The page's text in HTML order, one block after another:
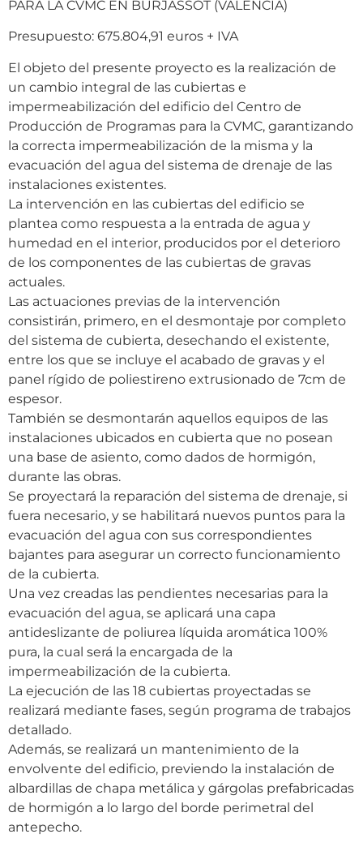
PARA LA CVMC EN BURJASSOT (VALENCIA)
Presupuesto: 675.804,91 euros + IVA
El objeto del presente proyecto es la realización de
un cambio integral de las cubiertas e
impermeabilización del edificio del Centro de
Producción de Programas para la CVMC, garantizando
la correcta impermeabilización de la misma y la
evacuación del agua del sistema de drenaje de las
instalaciones existentes.
La intervención en las cubiertas del edificio se
plantea como respuesta a la entrada de agua y
humedad en el interior, producidos por el deterioro
de los componentes de las cubiertas de gravas
actuales.
Las actuaciones previas de la intervención
consistirán, primero, en el desmontaje por completo
del sistema de cubierta, desechando el existente,
entre los que se incluye el acabado de gravas y el
panel rígido de poliestireno extrusionado de 7cm de
espesor.
También se desmontarán aquellos equipos de las
instalaciones ubicados en cubierta que no posean
una base de asiento, como dados de hormigón,
durante las obras.
Se proyectará la reparación del sistema de drenaje, si
fuera necesario, y se habilitará nuevos puntos para la
evacuación del agua con sus correspondientes
bajantes para asegurar un correcto funcionamiento
de la cubierta.
Una vez creadas las pendientes necesarias para la
evacuación del agua, se aplicará una capa
antideslizante de poliurea líquida aromática 100%
pura, la cual será la encargada de la
impermeabilización de la cubierta.
La ejecución de las 18 cubiertas proyectadas se
realizará mediante fases, según programa de trabajos
detallado.
Además, se realizará un mantenimiento de la
envolvente del edificio, previendo la instalación de
albardillas de chapa metálica y gárgolas prefabricadas
de hormigón a lo largo del borde perimetral del
antepecho.